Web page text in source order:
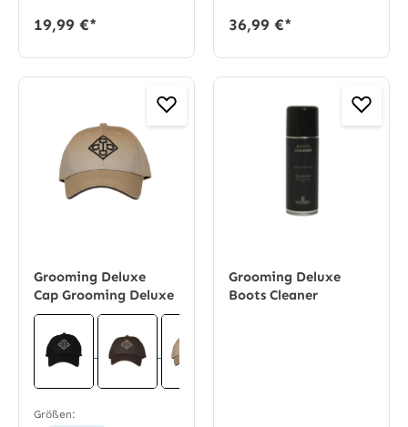
19,99 €* 36,99 €*
Grooming Deluxe
Cap Grooming Deluxe
Größen:
Grooming Deluxe
Boots Cleaner